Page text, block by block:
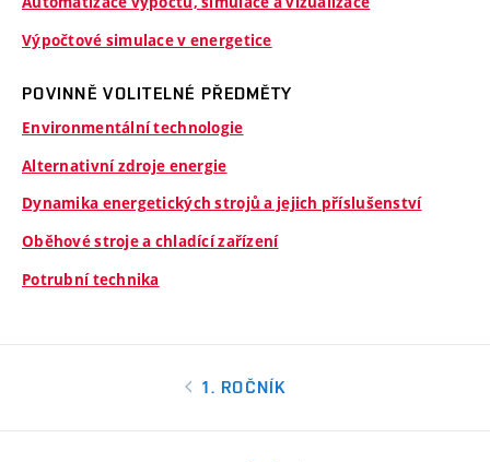
Výpočtové simulace v energetice
POVINNĚ VOLITELNÉ PŘEDMĚTY
Environmentální technologie
Alternativní zdroje energie
Dynamika energetických strojů a jejich příslušenství
Oběhové stroje a chladící zařízení
Potrubní technika
1. ROČNÍK